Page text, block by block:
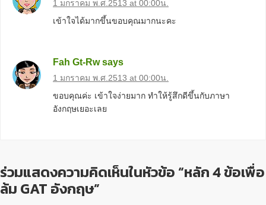
1 มกราคม พ.ศ.2513 at 00:00น.
เข้าใจได้มากขึ้นขอบคุณมากนะคะ
Fah Gt-Rw says
1 มกราคม พ.ศ.2513 at 00:00น.
ขอบคุณค่ะ เข้าใจง่ายมาก ทำให้รู้สึกดีขึ้นกับภาษา
อังกฤษเยอะเลย
ร่วมแสดงความคิดเห็นในหัวข้อ “หลัก 4 ข้อเพื่อ
ล้ม GAT อังกฤษ”